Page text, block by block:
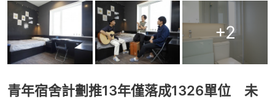
+2
青年宿舍計劃推13年僅落成1326單位 未